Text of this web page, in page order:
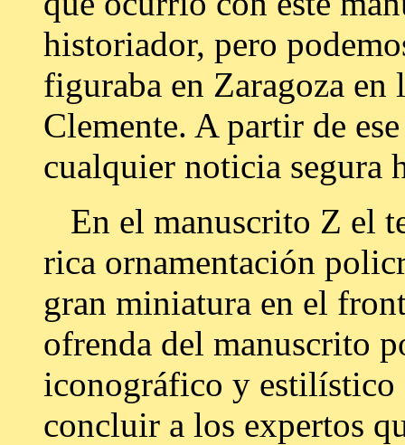
historiador, pero
figuraba en Zaragoza
Clemente. A partir de
cualquier noticia segura
En el manuscrito Z el
rica ornamentación
gran miniatura en el
ofrenda del manuscrito
iconográfico y estilístico
concluir a los expertos